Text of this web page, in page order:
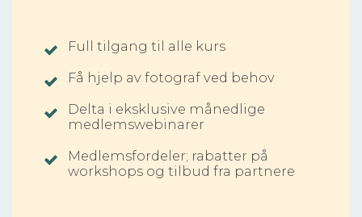
Full tilgang til alle kurs
Få hjelp av fotograf ved behov
Delta i eksklusive månedlige
medlemswebinarer
Medlemsfordeler; rabatter på
workshops og tilbud fra partnere